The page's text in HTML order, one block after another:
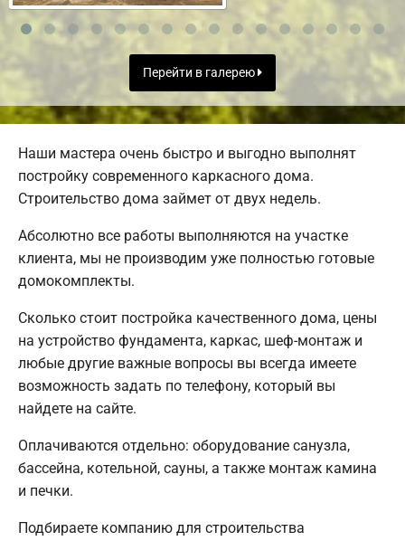
Перейти в галерею
Наши мастера очень быстро и выгодно выполнят
постройку современного каркасного дома.
Строительство дома займет от двух недель.
Абсолютно все работы выполняются на участке
клиента, мы не производим уже полностью готовые
домокомплекты.
Сколько стоит постройка качественного дома, цены
на устройство фундамента, каркас, шеф-монтаж и
любые другие важные вопросы вы всегда имеете
возможность задать по телефону, который вы
найдете на сайте.
Оплачиваются отдельно: оборудование санузла,
бассейна, котельной, сауны, а также монтаж камина
и печки.
Подбираете компанию для строительства